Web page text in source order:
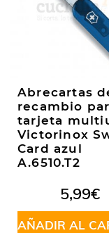
Abrecartas
recambio
tarjeta
Victorinox
Card azul
A.6510.T2
5,99€
AÑADIR AL